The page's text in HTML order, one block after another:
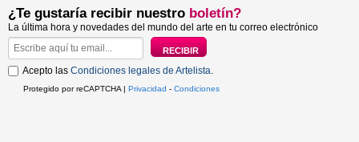
¿Te gustaría recibir nuestro boletín?
La última hora y novedades del mundo del arte en tu correo electrónico
Acepto las Condiciones legales de Artelista.
Protegido por reCAPTCHA | Privacidad - Condiciones